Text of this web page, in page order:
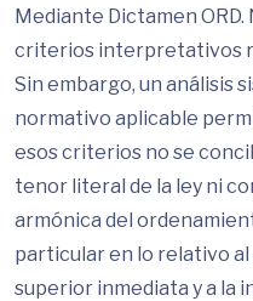
Mediante Dictamen ORD.
criterios interpretativos
Sin embargo, un análisis
normativo aplicable
esos criterios no se
tenor literal de la ley ni
armónica del
particular en lo relativo
superior inmediata y a la